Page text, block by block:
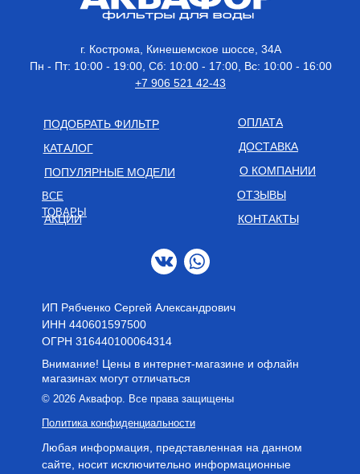
© 2026 Аквафор. Все права защищены
Политика конфиденциальности
Внимание! Цены в интернет-магазине и офлайн
магазинах могут отличаться
г. Кострома, Кинешемское шоссе, 34А
Пн - Пт: 10:00 - 19:00, Сб: 10:00 - 17:00, Вс: 10:00 - 16:00
+7 906 521 42-43
Любая информация, представленная на данном
сайте, носит исключительно информационные
КАТАЛОГ
О КОМПАНИИ
КОНТАКТЫ
ОПЛАТА
АКЦИИ
ПОПУЛЯРНЫЕ МОДЕЛИ
ДОСТАВКА
ОТЗЫВЫ
ВСЕ
ТОВАРЫ
ПОДОБРАТЬ ФИЛЬТР
ИП Рябченко Сергей Александрович
ИНН 440601597500
OГРН 316440100064314